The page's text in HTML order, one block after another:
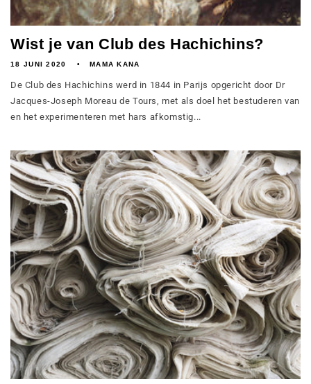
Wist je van Club des Hachichins?
18 JUNI 2020 MAMA KANA
De Club des Hachichins werd in 1844 in Parijs opgericht door Dr
Jacques-Joseph Moreau de Tours, met als doel het bestuderen van
en het experimenteren met hars afkomstig...